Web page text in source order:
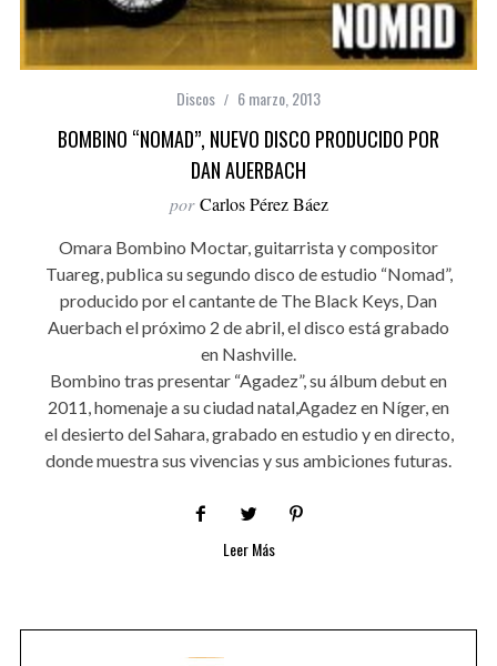
Discos 6 marzo, 2013
BOMBINO “NOMAD”, NUEVO DISCO PRODUCIDO POR
DAN AUERBACH
por Carlos Pérez Báez
Omara Bombino Moctar, guitarrista y compositor
Tuareg, publica su segundo disco de estudio “Nomad”,
producido por el cantante de The Black Keys, Dan
Auerbach el próximo 2 de abril, el disco está grabado
en Nashville.
Bombino tras presentar “Agadez”, su álbum debut en
2011, homenaje a su ciudad natal,Agadez en Níger, en
el desierto del Sahara, grabado en estudio y en directo,
donde muestra sus vivencias y sus ambiciones futuras.
Leer Más